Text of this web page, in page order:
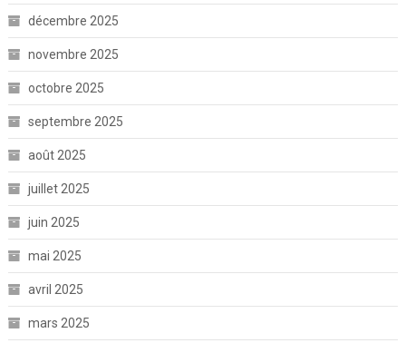
décembre 2025
novembre 2025
octobre 2025
septembre 2025
août 2025
juillet 2025
juin 2025
mai 2025
avril 2025
mars 2025